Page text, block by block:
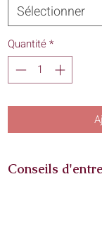
Sélectionner
Quantité*
Conseils